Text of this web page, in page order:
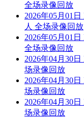
全场录像回放
2026年05月01
人 全场录像回放
2026年05月01
全场录像回放
2026年04月30
场录像回放
2026年04月30
场录像回放
2026年04月30
场录像回放